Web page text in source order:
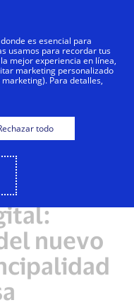
de la
nuevo
es esencial para
usamos para recordar tus
mejor experiencia en línea,
marketing personalizado
Para detalles,
todo